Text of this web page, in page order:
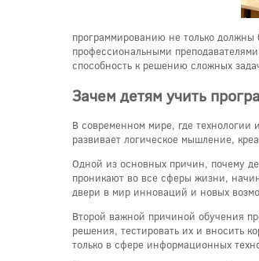
программированию не только
профессиональными
способность к решению сложных
Зачем детям учить
В современном мире, где технологии
развивает логическое мышление,
Одной из основных причин, почему
проникают во все сферы жизни,
двери в мир инноваций и новых
Второй важной причиной обучения
решения, тестировать их и вносить
только в сфере информационных